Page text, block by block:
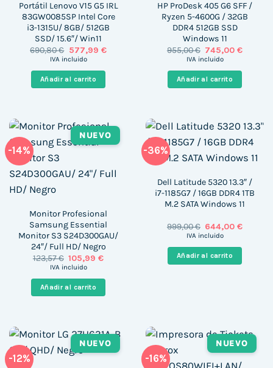
Portátil Lenovo V15 G5 IRL
83GW0085SP Intel Core
i3-1315U/ 8GB/ 512GB
SSD/ 15.6″/ Win11
690,80€ El
precio
era:
690,80 €.
577,99 €El
IVA incluido
Añadir al carrito
HP ProDesk 405 G6 SFF /
Ryzen 5-4600G / 32GB
DDR4 512GB SSD
Windows 11
955,00€ El
precio
era:
955,00 €.
745,00€El
IVA incluido
Añadir al carrito
-14%
NUEVO
Monitor Profesional
Samsung Essential
Monitor S3 S24D300GAU/
24″/ Full HD/ Negro
123,57€ El
precio
era:
123,57 €.
105,99€El
es:
IVA incluido
Añadir al carrito
-36%
Dell Latitude 5320 13.3″ /
i7-1185G7 / 16GB DDR4 1TB
M.2 SATA Windows 11
999,00€ El
precio
era:
999,00 €.
644,00€El
IVA incluido
Añadir al carrito
-12%
NUEVO
-16%
NUEVO